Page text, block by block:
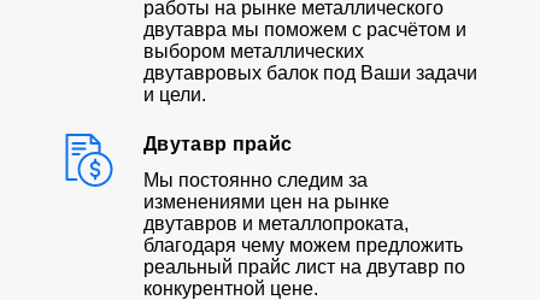
работы на рынке металлического
двутавра мы поможем с расчётом и
выбором металлических
двутавровых балок под Ваши задачи
и цели.
Двутавр прайс
Мы постоянно следим за
изменениями цен на рынке
двутавров и металлопроката,
благодаря чему можем предложить
реальный прайс лист на двутавр по
конкурентной цене.